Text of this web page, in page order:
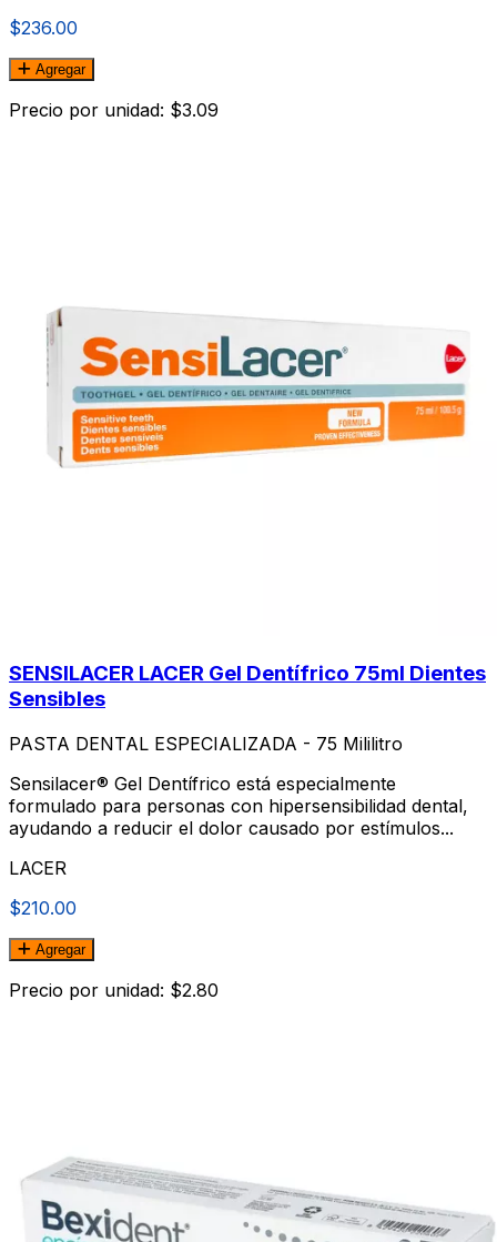
$236.00
Agregar
Precio por unidad: $3.09
SENSILACER LACER Gel Dentífrico 75ml Dientes
Sensibles
PASTA DENTAL ESPECIALIZADA - 75 Mililitro
Sensilacer® Gel Dentífrico está especialmente
formulado para personas con hipersensibilidad dental,
ayudando a reducir el dolor causado por estímulos...
LACER
$210.00
Agregar
Precio por unidad: $2.80